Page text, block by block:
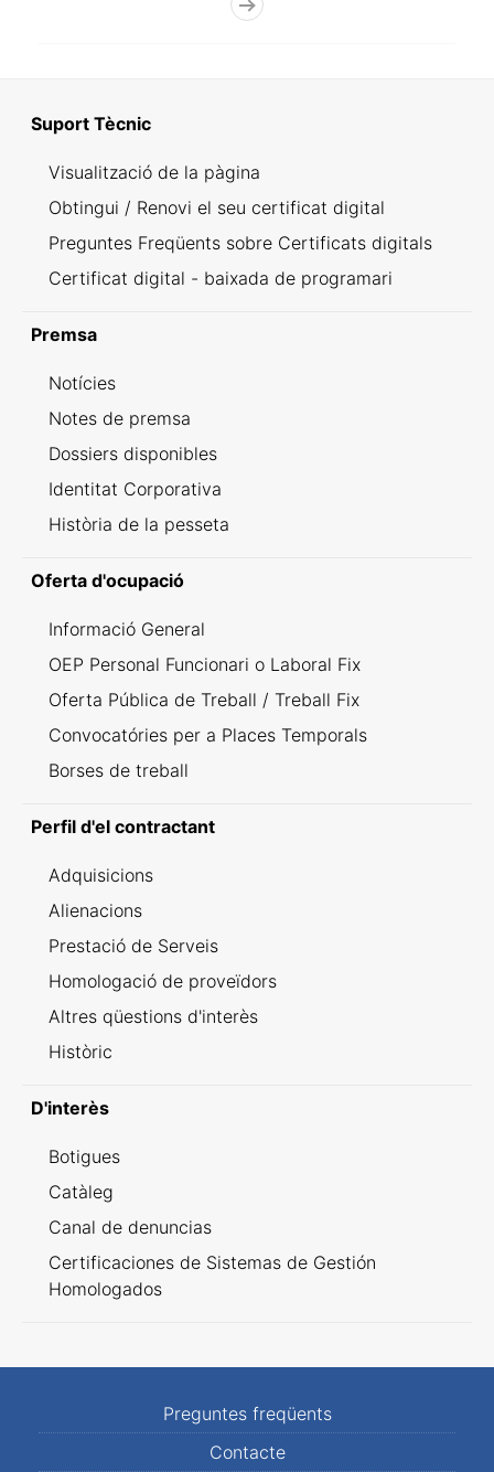
Suport Tècnic
Visualització de la pàgina
Obtingui / Renovi el seu certificat digital
Preguntes Freqüents sobre Certificats digitals
Certificat digital - baixada de programari
Premsa
Notícies
Notes de premsa
Dossiers disponibles
Identitat Corporativa
Història de la pesseta
Oferta d'ocupació
Informació General
OEP Personal Funcionari o Laboral Fix
Oferta Pública de Treball / Treball Fix
Convocatóries per a Places Temporals
Borses de treball
Perfil d'el contractant
Adquisicions
Alienacions
Prestació de Serveis
Homologació de proveïdors
Altres qüestions d'interès
Històric
D'interès
Botigues
Catàleg
Canal de denuncias
Certificaciones de Sistemas de Gestión
Homologados
Preguntes freqüents
Contacte